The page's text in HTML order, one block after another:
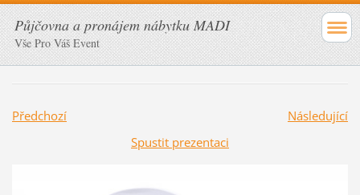
Půjčovna a pronájem nábytku MADI
Vše Pro Váš Event
Předchozí
Následující
Spustit prezentaci